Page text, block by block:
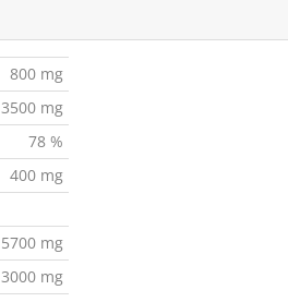
800 mg
3500 mg
78 %
400 mg
5700 mg
3000 mg